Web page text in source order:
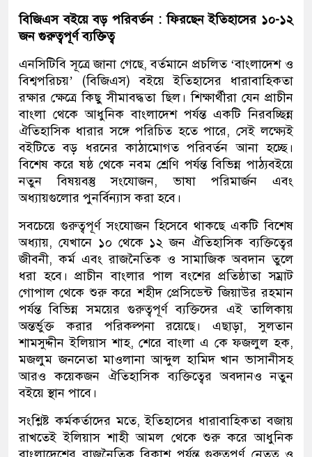
বিজিএস বইয়ে বড় পরিবর্তন : ফিরছেন ইতিহাসের ১০-১২
জন গুরুত্বপূর্ণ ব্যক্তিত্ব
এনসিটিবি সূত্রে জানা গেছে, বর্তমানে প্রচলিত ‘বাংলাদেশ ও
বিশ্বপরিচয়’ (বিজিএস) বইয়ে ইতিহাসের ধারাবাহিকতা
রক্ষার ক্ষেত্রে কিছু সীমাবদ্ধতা ছিল। শিক্ষার্থীরা যেন প্রাচীন
বাংলা থেকে আধুনিক বাংলাদেশ পর্যন্ত একটি নিরবচ্ছিন্ন
ঐতিহাসিক ধারার সঙ্গে পরিচিত হতে পারে, সেই লক্ষ্যেই
বইটিতে বড় ধরনের কাঠামোগত পরিবর্তন আনা হচ্ছে।
বিশেষ করে ষষ্ঠ থেকে নবম শ্রেণি পর্যন্ত বিভিন্ন পাঠ্যবইয়ে
নতুন বিষয়বস্তু সংযোজন, ভাষা পরিমার্জন এবং
অধ্যায়গুলোর পুনর্বিন্যাস করা হবে।
সবচেয়ে গুরুত্বপূর্ণ সংযোজন হিসেবে থাকছে একটি বিশেষ
অধ্যায়, যেখানে ১০ থেকে ১২ জন ঐতিহাসিক ব্যক্তিত্বের
জীবনী, কর্ম এবং রাজনৈতিক ও সামাজিক অবদান তুলে
ধরা হবে। প্রাচীন বাংলার পাল বংশের প্রতিষ্ঠাতা সম্রাট
গোপাল থেকে শুরু করে শহীদ প্রেসিডেন্ট জিয়াউর রহমান
পর্যন্ত বিভিন্ন সময়ের গুরুত্বপূর্ণ ব্যক্তিদের এই তালিকায়
অন্তর্ভুক্ত করার পরিকল্পনা রয়েছে। এছাড়া, সুলতান
শামসুদ্দীন ইলিয়াস শাহ, শেরে বাংলা এ কে ফজলুল হক,
মজলুম জননেতা মাওলানা আব্দুল হামিদ খান ভাসানীসহ
আরও কয়েকজন ঐতিহাসিক ব্যক্তিত্বের অবদানও নতুন
বইয়ে স্থান পাবে।
সংশ্লিষ্ট কর্মকর্তাদের মতে, ইতিহাসের ধারাবাহিকতা বজায়
রাখতেই ইলিয়াস শাহী আমল থেকে শুরু করে আধুনিক